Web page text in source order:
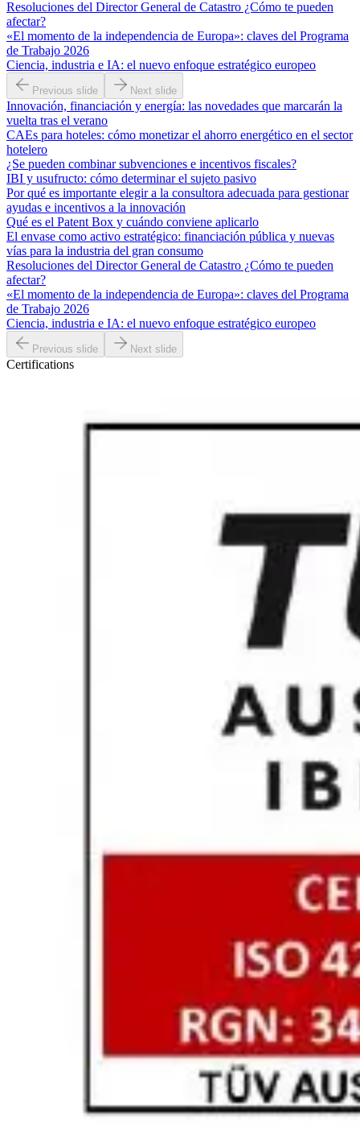
Resoluciones del Director General de Catastro ¿Cómo te pueden
afectar?
«El momento de la independencia de Europa»: claves del Programa
de Trabajo 2026
Ciencia, industria e IA: el nuevo enfoque estratégico europeo
Previous slide Next slide
Innovación, financiación y energía: las novedades que marcarán la
vuelta tras el verano
CAEs para hoteles: cómo monetizar el ahorro energético en el sector
hotelero
¿Se pueden combinar subvenciones e incentivos fiscales?
IBI y usufructo: cómo determinar el sujeto pasivo
Por qué es importante elegir a la consultora adecuada para gestionar
ayudas e incentivos a la innovación
Qué es el Patent Box y cuándo conviene aplicarlo
El envase como activo estratégico: financiación pública y nuevas
vías para la industria del gran consumo
Resoluciones del Director General de Catastro ¿Cómo te pueden
afectar?
«El momento de la independencia de Europa»: claves del Programa
de Trabajo 2026
Ciencia, industria e IA: el nuevo enfoque estratégico europeo
Previous slide Next slide
Certifications